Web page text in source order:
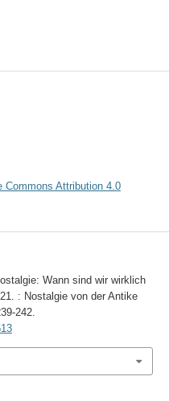
Commons Attribution 4.0
Wann sind wir wirklich
: Nostalgie von der Antike
242.